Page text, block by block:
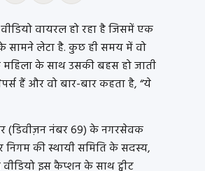
वायरल हो रहा है जिसमें एक
सामने लेटा है. कुछ ही समय में वो
के साथ उसकी बहस हो जाती
हैं और वो बार-बार कहता है, “ये
(डिवीज़न नंबर 69) के नगरसेवक
निगम की स्थायी समिति के सदस्य,
इस कैप्शन के साथ ट्वीट